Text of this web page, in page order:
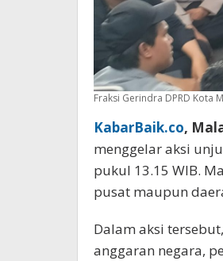
Fraksi Gerindra DPRD Kota
KabarBaik.co,
menggelar aksi
pukul 13.15 WIB.
pusat maupun
Dalam aksi
anggaran negara,